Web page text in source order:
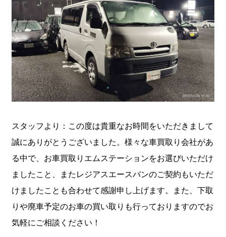
スタッフより：この度は貴重なお時間をいただきまして
誠にありがとうございました。様々な車買取り会社があ
る中で、お車買取りエムステーションをお選びいただけ
ましたこと、またレジアスエースバンのご契約もいただ
けましたことも合わせて感謝申し上げます。また、下取
りや廃車予定のお車の買い取りも行っておりますのでお
気軽にご相談ください！